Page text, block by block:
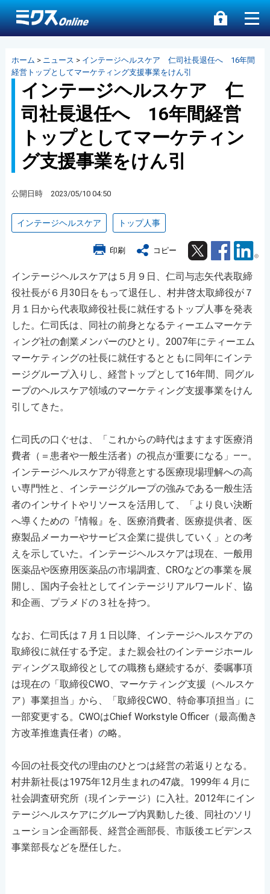
ホーム > ニュース > インテージヘルスケア 仁司社長退任へ 16年間
経営トップとしてマーケティング支援事業をけん引
インテージヘルスケア 仁
司社長退任へ 16年間経営
トップとしてマーケティン
グ支援事業をけん引
公開日時 2023/05/10 04:50
インテージヘルスケア トップ人事
印刷 コピー Twitter Facebook
インテージヘルスケアは５月９日、仁司与志矢代表取締
役社長が６月30日をもって退任し、村井啓太取締役が７
月１日から代表取締役社長に就任するトップ人事を発表
した。仁司氏は、同社の前身となるティーエムマーケテ
ィング社の創業メンバーのひとり。2007年にティーエム
マーケティングの社長に就任するとともに同年にインテ
ージグループ入りし、経営トップとして16年間、同グル
ープのヘルスケア領域のマーケティング支援事業をけん
引してきた。
仁司氏の口ぐせは、「これからの時代はますます医療消
費者（＝患者や一般生活者）の視点が重要になる」――。
インテージヘルスケアが得意とする医療現場理解への高
い専門性と、インテージグループの強みである一般生活
者のインサイトやリソースを活用して、「より良い決断
へ導くための『情報』を、医療消費者、医療提供者、医
療製品メーカーやサービス企業に提供していく」との考
えを示していた。インテージヘルスケアは現在、一般用
医薬品や医療用医薬品の市場調査、CROなどの事業を展
開し、国内子会社としてインテージリアルワールド、協
和企画、プラメドの３社を持つ。
なお、仁司氏は７月１日以降、インテージヘルスケアの
取締役に就任する予定。また親会社のインテージホール
ディングス取締役としての職務も継続するが、委嘱事項
は現在の「取締役CWO、マーケティング支援（ヘルスケ
ア）事業担当」から、「取締役CWO、特命事項担当」に
一部変更する。CWOはChief Workstyle Officer（最高働き
方改革推進責任者）の略。
今回の社長交代の理由のひとつは経営の若返りとなる。
村井新社長は1975年12月生まれの47歳。1999年４月に
社会調査研究所（現インテージ）に入社。2012年にイン
テージヘルスケアにグループ内異動した後、同社のソリ
ューション企画部長、経営企画部長、市販後エビデンス
事業部長などを歴任した。